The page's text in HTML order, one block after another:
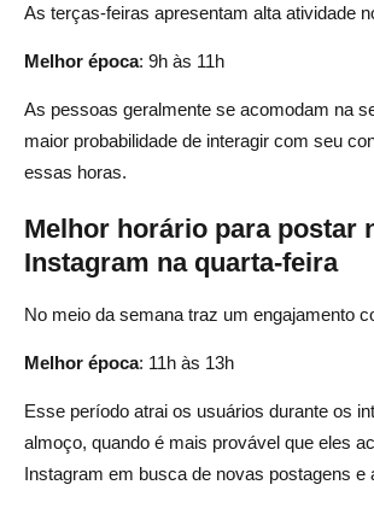
As terças-feiras apresentam alta atividade
Melhor época: 9h às 11h
As pessoas geralmente se acomodam na
maior probabilidade de interagir com seu
essas horas.
Melhor horário para postar
Instagram na quarta-feira
No meio da semana traz um engajamento
Melhor época: 11h às 13h
Esse período atrai os usuários durante os
almoço, quando é mais provável que eles
Instagram em busca de novas postagens e